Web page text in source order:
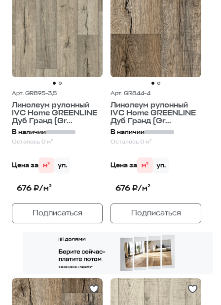
Арт. GR895-3,5
Линолеум рулонный
IVC Home GREENLINE
Дуб Гранд (Gr...
В наличии
Осталось 0 м²
Цена за м² уп.
676 ₽/м²
Подписаться
Арт. GR844-4
Линолеум рулонный
IVC Home GREENLINE
Дуб Гранд (Gr...
В наличии
Осталось 0 м²
Цена за м² уп.
676 ₽/м²
Подписаться